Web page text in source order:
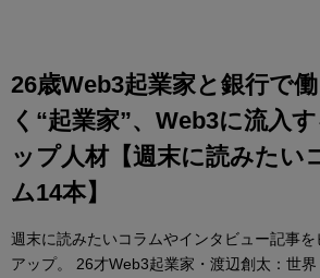
26歳Web3起業家と銀行で働
く“起業家”、Web3に流入
ップ人材【週末に読みたい
ム14本】
週末に読みたいコラムやインタビュー記事を
アップ。 26才Web3起業家・渡辺創太：世界